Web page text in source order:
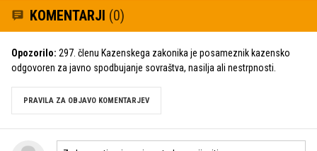
KOMENTARJI (0)
Opozorilo: 297. členu Kazenskega zakonika je posameznik kazensko
odgovoren za javno spodbujanje sovraštva, nasilja ali nestrpnosti.
PRAVILA ZA OBJAVO KOMENTARJEV